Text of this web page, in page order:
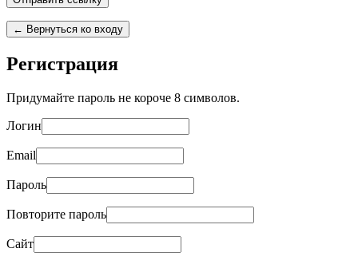
← Вернуться ко входу
Регистрация
Придумайте пароль не короче 8 символов.
Логин
Email
Пароль
Повторите пароль
Сайт